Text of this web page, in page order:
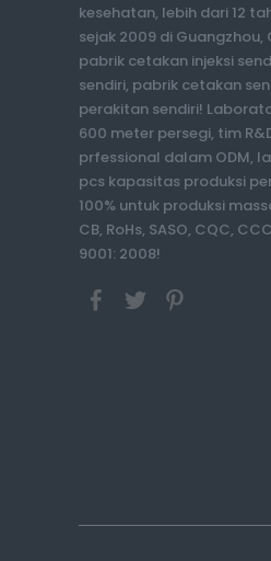
kesehatan, lebih dari 12
sejak 2009 di Guangzhou,
pabrik cetakan injeksi
sendiri, pabrik cetakan
perakitan sendiri!
600 meter persegi, tim
prfessional dalam ODM,
pcs kapasitas produksi
100% untuk produksi
CB, RoHs, SASO, CQC,
9001: 2008!